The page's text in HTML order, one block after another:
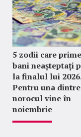
5 zodii care
bani neașteptați
la finalul lui 2026.
Pentru una
norocul vine în
noiembrie